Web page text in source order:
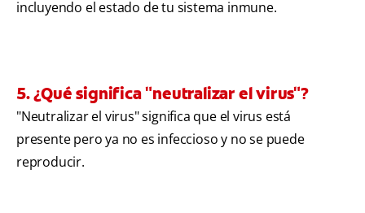
incluyendo el estado de tu sistema inmune.
5. ¿Qué significa "neutralizar el virus"?
"Neutralizar el virus" significa que el virus está
presente pero ya no es infeccioso y no se puede
reproducir.